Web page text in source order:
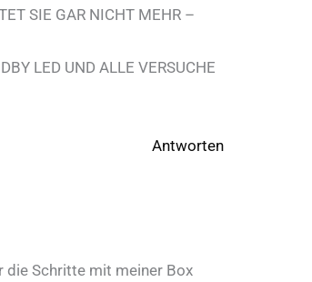
SIE GAR NICHT MEHR –
LED UND ALLE VERSUCHE
Antworten
die Schritte mit meiner Box